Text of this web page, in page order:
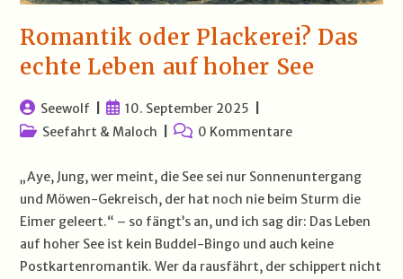
Romantik oder Plackerei? Das
echte Leben auf hoher See
Beitrags-
Autor:
Seewolf
Beitrag
veröffentlicht:
10. September 2025
Beitrags-
Seefahrt & Maloch
Beitrags-
0 Kommentare
„Aye, Jung, wer meint, die See sei nur Sonnenuntergang
und Möwen-Gekreisch, der hat noch nie beim Sturm die
Eimer geleert.“ – so fängt’s an, und ich sag dir: Das Leben
auf hoher See ist kein Buddel-Bingo und auch keine
Postkartenromantik. Wer da rausfährt, der schippert nicht